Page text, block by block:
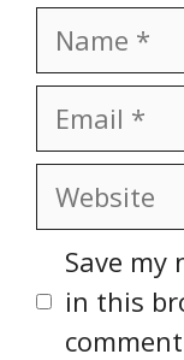
Name
Email
Website
Save my
in this